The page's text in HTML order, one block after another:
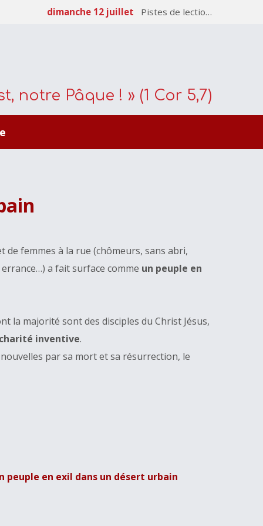
dimanche 12 juillet Pistes de lectio…
notre Pâque ! » (1 Cor 5,7)
de femmes à la rue (chômeurs, sans abri,
a fait surface comme un peuple en
la majorité sont des disciples du Christ Jésus,
inventive.
par sa mort et sa résurrection, le
peuple en exil dans un désert urbain